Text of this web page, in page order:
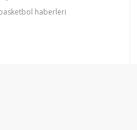
haberleri